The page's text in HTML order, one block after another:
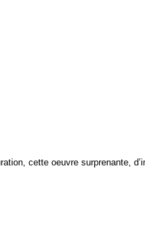
cette oeuvre surprenante,